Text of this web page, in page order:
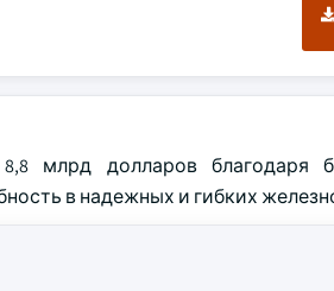
млрд долларов благодаря
в надежных и гибких